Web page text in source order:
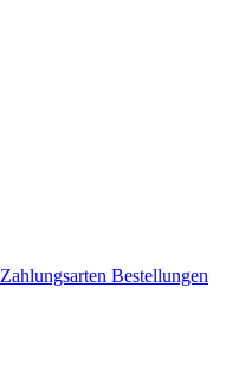
Zahlungsarten Bestellungen